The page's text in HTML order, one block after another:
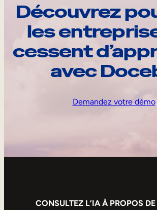
Découvrez
les
cessent
avec
Demandez votre démo
CONSULTEZ L’IA À PROPOS